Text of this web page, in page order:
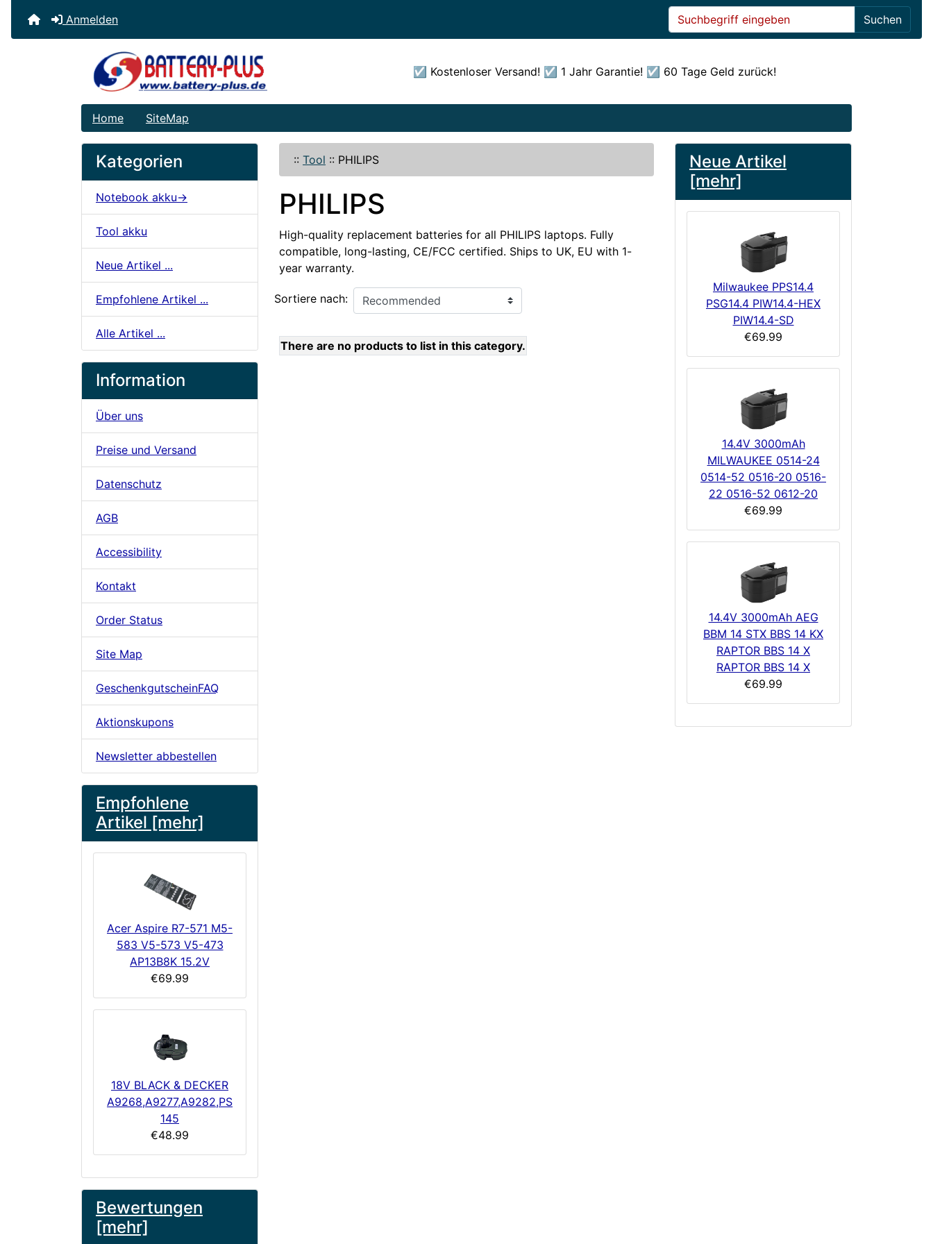
Anmelden Suchen
☑️ Kostenloser Versand! ☑️ 1 Jahr Garantie! ☑️ 60 Tage Geld zurück!
Home SiteMap
Kategorien
Notebook akku->
Tool akku
Neue Artikel ...
Empfohlene Artikel ...
Alle Artikel ...
Information
Über uns
Preise und Versand
Datenschutz
AGB
Accessibility
Kontakt
Order Status
Site Map
GeschenkgutscheinFAQ
Aktionskupons
Newsletter abbestellen
Empfohlene
Artikel [mehr]
Acer Aspire R7-571 M5-
583 V5-573 V5-473
AP13B8K 15.2V
€69.99
18V BLACK & DECKER
A9268,A9277,A9282,PS
145
€48.99
Bewertungen
[mehr]
:: Tool :: PHILIPS
PHILIPS
High-quality replacement batteries for all PHILIPS laptops. Fully
compatible, long-lasting, CE/FCC certified. Ships to UK, EU with 1-
year warranty.
Sortiere nach:
There are no products to list in this category.
Neue Artikel
[mehr]
Milwaukee PPS14.4
PSG14.4 PIW14.4-HEX
PIW14.4-SD
€69.99
14.4V 3000mAh
MILWAUKEE 0514-24
0514-52 0516-20 0516-
22 0516-52 0612-20
€69.99
14.4V 3000mAh AEG
BBM 14 STX BBS 14 KX
RAPTOR BBS 14 X
RAPTOR BBS 14 X
€69.99